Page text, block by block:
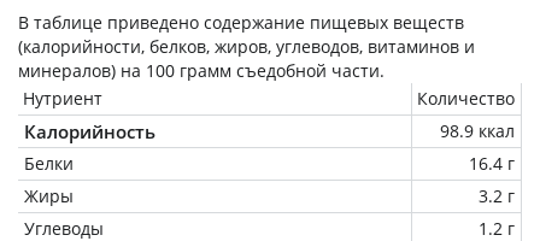
В таблице приведено содержание пищевых веществ
(калорийности, белков, жиров, углеводов, витаминов и
минералов) на 100 грамм съедобной части.
Нутриент
Количество
Калорийность
98.9 ккал
Белки
16.4 г
Жиры
3.2 г
Углеводы
1.2 г